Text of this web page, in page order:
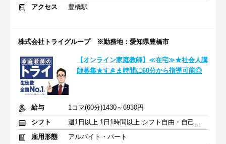
アクセス
豊橋駅
株式会社トライグループ ※勤務地：愛知県豊橋市
【オンライン家庭教師】≪在宅≫★社会人講
師募集★すきま時間に60分から指導可能◎
給与
1コマ(60分)1430～6930円
シフト
週1日以上 1日1時間以上 シフト自由・自己申告
雇用形態
アルバイト・パート